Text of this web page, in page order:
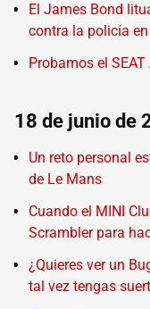
El James Bond
contra la policía
Probamos el
18 de junio de
Un reto personal
de Le Mans
Cuando el MINI
Scrambler para
¿Quieres ver un
tal vez tengas